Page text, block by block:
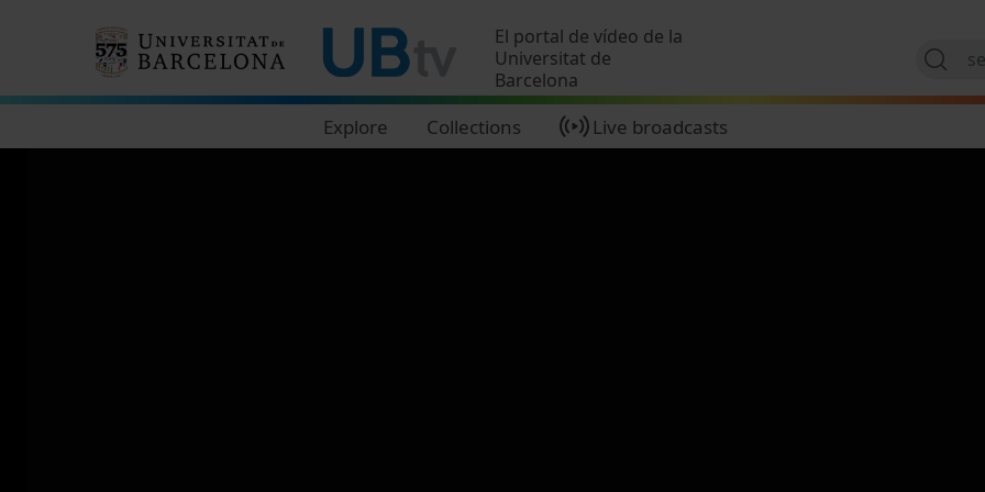
El portal de vídeo de la
Universitat de
Barcelona
Explore Collections Live broadcasts